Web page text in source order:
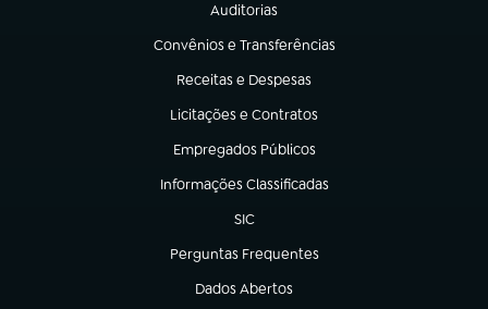
Auditorias
(abre em nova aba)
Convênios e Transferências
(abre em nova aba)
Receitas e Despesas
(abre em nova aba)
Licitações e Contratos
(abre em nova aba)
Empregados Públicos
(abre em nova aba)
Informações Classificadas
(abre em nova aba)
SIC
(abre em nova aba)
Perguntas Frequentes
(abre em nova aba)
Dados Abertos
(abre em nova aba)